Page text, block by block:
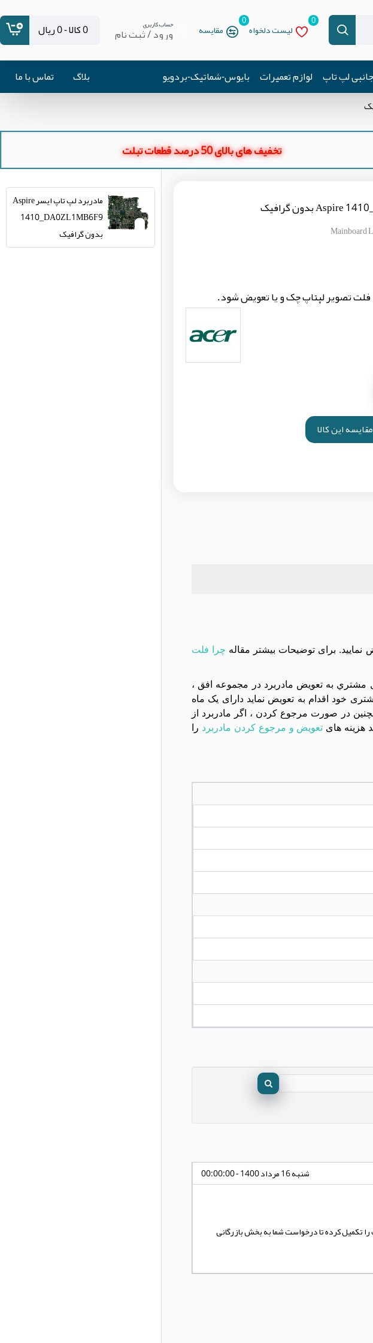
لیست دلخواه
0
مقایسه
0 حساب کاربری
ورود / ثبت نام 0 کالا - 0 ریال
لپ تاپ لوازم تعمیرات بایوس-شماتیک-بردویو بلاگ تماس با ما
تخفیف های بالای 50 درصد قطعات تبلت
Mainboard
فلت تصویر لپتاپ چک و یا تعویض شود.
مقایسه این کالا
برای توضیحات بیشتر مقاله چرا فلت
مي باشند. در صورت تمايل مشتري به تعويض مادربرد در مجموعه افق ،
مي باشد و در حالتی که مشتری خود اقدام به تعویض نماید دارای یک ماه
در صورت مرجوع کردن ، اگر مادربرد از
هزینه های تعویض و مرجوع کردن مادربرد را
شنبه 16 مرداد 1400 - 00:00:00
تکمیل کرده تا درخواست شما به بخش بازرگانی
مادربرد لپ تاپ ایسر Aspire
1410_DA0ZL1MB6F9
بدون گرافیک